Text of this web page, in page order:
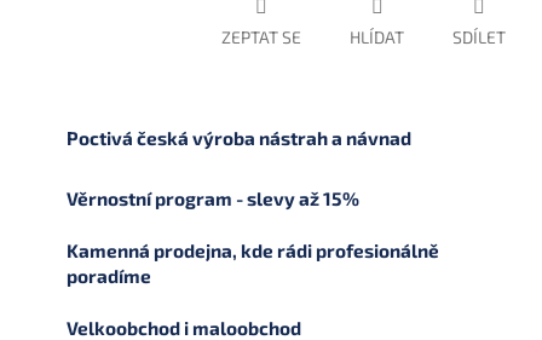
ZEPTAT SE HLÍDAT SDÍLET
Poctivá česká výroba nástrah a návnad
Věrnostní program - slevy až 15%
Kamenná prodejna, kde rádi profesionálně
poradíme
Velkoobchod i maloobchod